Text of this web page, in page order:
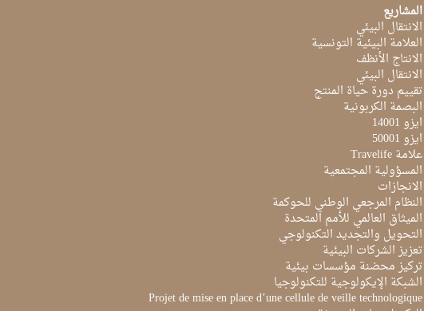
المشاريع
الانتقال البيئي
العلامة البيئية التونسية
الانتاج الأنظف
الانتقال البيئي
تقييم دورة حياة المنتج
البصمة الكربونية
ايزو 14001
ايزو 50001
علامة Travelife
المسؤولية المجتمعية
الانجازات
النظام المرجعي الوطني للحوكمة
الميثاق العالمي للأمم المتحدة
التحويل والتجديد التكنولوجي
تعزيز الشركات البيئية
تركيز محضنة مؤسسات بيئية
الشبكة الإيكولوجية للتكنولوجيا
Projet de mise en place d’une cellule de veille technologique